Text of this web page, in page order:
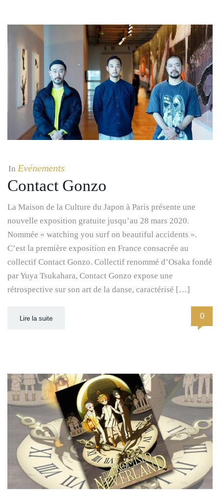
In Evénements
Contact Gonzo
La Maison de la Culture du Japon à Paris présente une
nouvelle exposition gratuite jusqu’au 28 mars 2020.
Nommée « watching you surf on beautiful accidents ».
C’est la première exposition en France consacrée au
collectif Contact Gonzo. Collectif renommé d’Osaka fondé
par Yuya Tsukahara, Contact Gonzo expose une
rétrospective sur son art de la danse, caractérisé […]
Lire la suite 0